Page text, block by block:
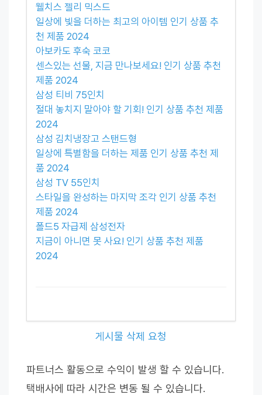
웰치스 젤리 믹스드
일상에 빛을 더하는 최고의 아이템 인기 상품 추
천 제품 2024
아보카도 후숙 코코
센스있는 선물, 지금 만나보세요! 인기 상품 추천
제품 2024
삼성 티비 75인치
절대 놓치지 말아야 할 기회! 인기 상품 추천 제품
2024
삼성 김치냉장고 스탠드형
일상에 특별함을 더하는 제품 인기 상품 추천 제
품 2024
삼성 TV 55인치
스타일을 완성하는 마지막 조각 인기 상품 추천
제품 2024
폴드5 자급제 삼성전자
지금이 아니면 못 사요! 인기 상품 추천 제품
2024
게시물 삭제 요청
파트너스 활동으로 수익이 발생 할 수 있습니다.
택배사에 따라 시간은 변동 될 수 있습니다.